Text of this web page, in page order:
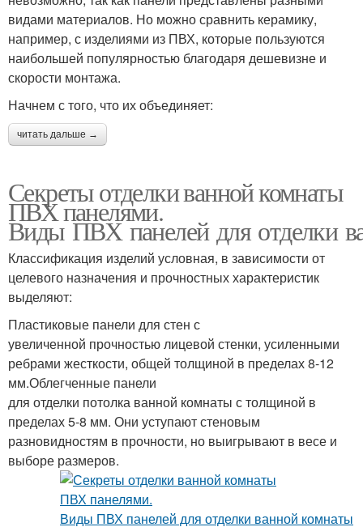
видами материалов. Но можно сравнить керамику,
например, с изделиями из ПВХ, которые пользуются
наибольшей популярностью благодаря дешевизне и
скорости монтажа.
Начнем с того, что их объединяет:
читать дальше →
Секреты отделки ванной комнаты
ПВХ панелями.
Виды ПВХ панелей для отделки
Классификация изделий условная, в зависимости от
целевого назначения и прочностных характеристик
выделяют:
Пластиковые панели для стен с
увеличенной прочностью лицевой стенки, усиленными
ребрами жесткости, общей толщиной в пределах 8-12
мм.Облегченные панели
для отделки потолка ванной комнаты с толщиной в
пределах 5-8 мм. Они уступают стеновым
разновидностям в прочности, но выигрывают в весе и
выборе размеров.